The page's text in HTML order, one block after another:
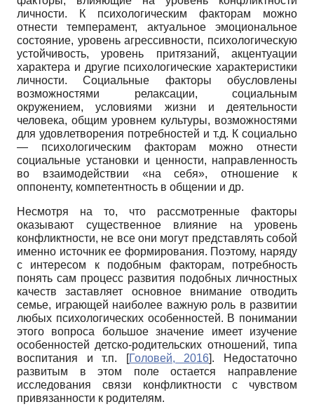
личности. К психологическим факторам можно
отнести темперамент, актуальное эмоциональное
состояние, уровень агрессивности, психологическую
устойчивость, уровень притязаний, акцентуации
характера и другие психологические характеристики
личности. Социальные факторы обусловлены
возможностями релаксации, социальным
окружением, условиями жизни и деятельности
человека, общим уровнем культуры, возможностями
для удовлетворения потребностей и т.д. К социально
— психологическим факторам можно отнести
социальные установки и ценности, направленность
во взаимодействии «на себя», отношение к
оппоненту, компетентность в общении и др.
Несмотря на то, что рассмотренные факторы
оказывают существенное влияние на уровень
конфликтности, не все они могут представлять собой
именно источник ее формирования. Поэтому, наряду
с интересом к подобным факторам, потребность
понять сам процесс развития подобных личностных
качеств заставляет основное внимание отводить
семье, играющей наиболее важную роль в развитии
любых психологических особенностей. В понимании
этого вопроса большое значение имеет изучение
особенностей детско-родительских отношений, типа
воспитания и т.п.
[Головей, 2016]. Недостаточно
развитым в этом поле остается направление
исследования связи конфликтности с чувством
привязанности к родителям.